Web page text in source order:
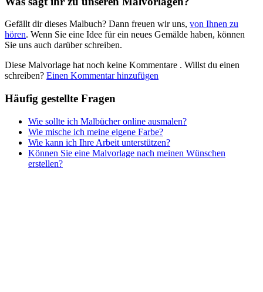
Nezaradené
Unkategorisiert
Gefällt dir dieses Malbuch? Dann freuen wir uns, von Ihnen zu
hören. Wenn Sie eine Idee für ein neues Gemälde haben, können
Sie uns auch darüber schreiben.
Diese Malvorlage hat noch keine Kommentare . Willst du einen
schreiben? Einen Kommentar hinzufügen
Häufig gestellte Fragen
Wie sollte ich Malbücher online ausmalen?
Wie mische ich meine eigene Farbe?
Wie kann ich Ihre Arbeit unterstützen?
Können Sie eine Malvorlage nach meinen Wünschen
erstellen?